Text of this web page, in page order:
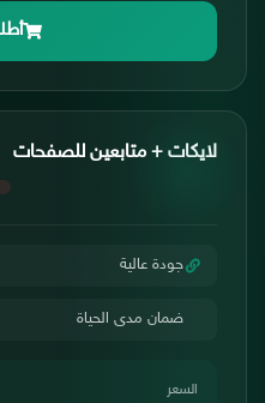
لايكات + متابعين للصفحات
جودة عالية
ضمان مدى الحياة
السعر